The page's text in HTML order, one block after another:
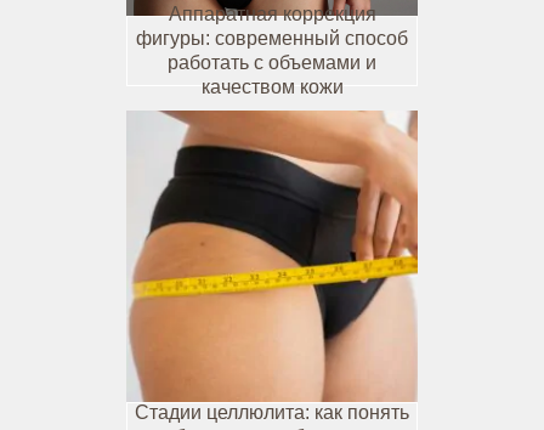
Аппаратная коррекция
фигуры: современный способ
работать с объемами и
качеством кожи
Стадии целлюлита: как понять